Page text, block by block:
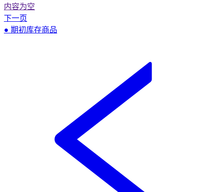
内容为空
下一页
● 期初库存商品